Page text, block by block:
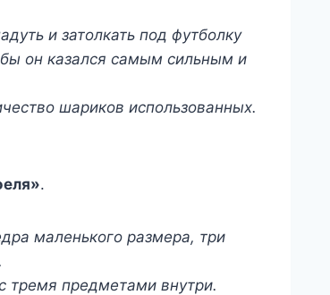
и затолкать под футболку
он казался самым сильным и
шариков использованных.
.
маленького размера, три
тремя предметами внутри.